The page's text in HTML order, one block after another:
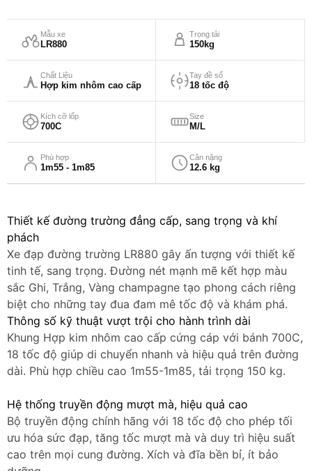
Mẫu xe
LR880
Trọng tải
150kg
Chất Liệu
Hợp kim nhôm cao cấp
Tay đề số
18 tốc độ
Kích cỡ lốp
700C
Size
M/L
Phù hợp
1m55 - 1m85
Cân nặng
12.6 kg
Thiết kế đường trường đẳng cấp, sang trọng và khí
phách
Xe đạp đường trường LR880 gây ấn tượng với thiết kế
tinh tế, sang trọng. Đường nét mạnh mẽ kết hợp màu
sắc Ghi, Trắng, Vàng champagne tạo phong cách riêng
biệt cho những tay đua đam mê tốc độ và khám phá.
Thông số kỹ thuật vượt trội cho hành trình dài
Khung Hợp kim nhôm cao cấp cứng cáp với bánh 700C,
18 tốc độ giúp di chuyển nhanh và hiệu quả trên đường
dài. Phù hợp chiều cao 1m55-1m85, tải trọng 150 kg.
Hệ thống truyền động mượt mà, hiệu quả cao
Bộ truyền động chính hãng với 18 tốc độ cho phép tối
ưu hóa sức đạp, tăng tốc mượt mà và duy trì hiệu suất
cao trên mọi cung đường. Xích và đĩa bền bỉ, ít bảo